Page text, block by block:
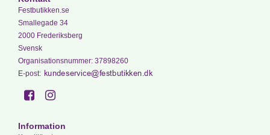
Festbutikken.se
Smallegade 34
2000 Frederiksberg
Svensk
Organisationsnummer: 37898260
E-post:
Information